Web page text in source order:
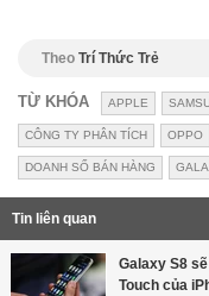
Theo Trí Thức Trẻ
TỪ KHÓA APPLE
CÔNG TY PHÂN TÍCH OPPO
DOANH SỐ BÁN HÀNG
Tin liên quan
Galaxy S8
Touch của